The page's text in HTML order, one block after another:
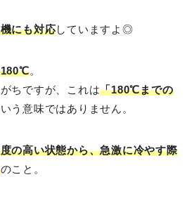
にも対応していますよ◎
180℃。
ちですが、これは「180℃までの
う意味ではありません。
の高い状態から、急激に冷やす際
のこと。